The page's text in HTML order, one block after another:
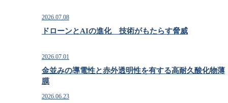
2026.07.08
ドローンとAIの進化 技術がもたらす脅威
2026.07.01
金並みの導電性と赤外透明性を有する高耐久酸化物薄
膜
2026.06.23